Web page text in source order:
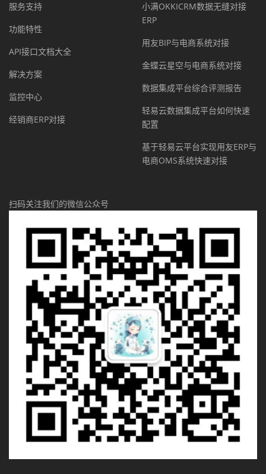
服务支持
功能特性
API接口文档大全
解决方案
监控中心
经销商ERP对接
小满OKKICRM数据无缝对接
ERP
用友BIP与电商系统对接
金蝶云星空与电商系统对接
数据集成平台综合评测报告
轻易云数据集成平台如何快速
配置
基于轻易云平台实现用友ERP与
电商OMS系统快速对接
扫码关注我们的微信公众号